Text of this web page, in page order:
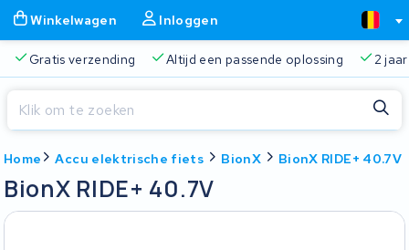
Winkelwagen Inloggen
Gratis verzending Altijd een passende oplossing 2
Home Accu elektrische fiets BionX BionX RIDE+ 40.7V
BionX RIDE+ 40.7V
Sluiten
Begin te typen in de zoekbalk om te zoeken